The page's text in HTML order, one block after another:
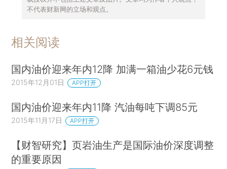
不代表财新网的立场和观点。
相关阅读
国内油价迎来年内12降 加满一箱油少花6元钱
2015年12月01日 APP打开
国内油价迎来年内11降 汽油每吨下调85元
2015年11月17日 APP打开
【财智研究】页岩油生产是国际油价深度调整
的重要原因